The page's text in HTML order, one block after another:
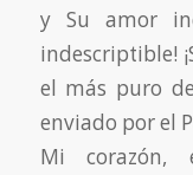
y Su amor
indescriptible!
el más puro
enviado por el
Mi corazón,